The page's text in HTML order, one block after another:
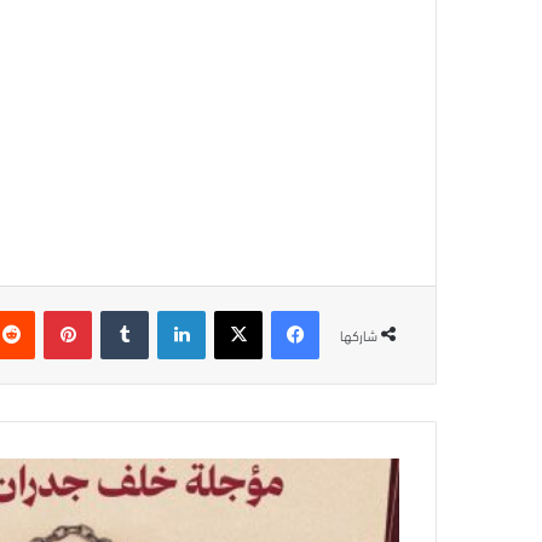
شاركها
فيسبوك ‫X لينكدإن
الصحفية
إسلام
عمارنة..